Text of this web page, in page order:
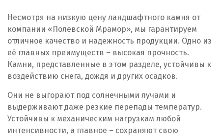
Калуга
Каменск-Уральский
Камышево
Камышлов
Караганда
Несмотря на низкую цену ландшафтного камня от
компании «Полевской Мрамор», мы гарантируем
отличное качество и надежность продукции. Одно из
её главных преимуществ – высокая прочность.
Камни, представленные в этом разделе, устойчивы к
воздействию снега, дождя и других осадков.
Они не выгорают под солнечными лучами и
выдерживают даже резкие перепады температур.
Устойчивы к механическим нагрузкам любой
интенсивности, а главное – сохраняют свою